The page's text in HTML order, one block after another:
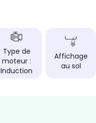
Type de
moteur :
Induction
Affichage
au sol